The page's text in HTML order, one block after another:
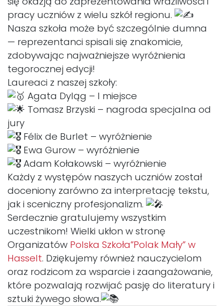
pracy uczniów z wielu szkół regionu.
Nasza szkoła może być szczególnie dumna
— reprezentanci spisali się znakomicie,
zdobywając najważniejsze wyróżnienia
tegorocznej edycji!
Laureaci z naszej szkoły:
Agata Dyląg – I miejsce
Tomasz Brzyski – nagroda specjalna od
jury
Félix de Burlet – wyróżnienie
Ewa Gurow – wyróżnienie
Adam Kołakowski – wyróżnienie
Każdy z występów naszych uczniów został
doceniony zarówno za interpretację tekstu,
jak i sceniczny profesjonalizm.
Serdecznie gratulujemy wszystkim
uczestnikom! Wielki ukłon w stronę
Organizatów Polska Szkoła”Polak Mały” w
Hasselt. Dziękujemy również nauczycielom
oraz rodzicom za wsparcie i zaangażowanie,
które pozwalają rozwijać pasję do literatury i
sztuki żywego słowa.